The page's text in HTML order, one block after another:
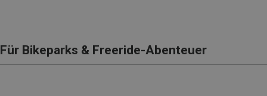
Für Bikeparks & Freeride-Abenteuer